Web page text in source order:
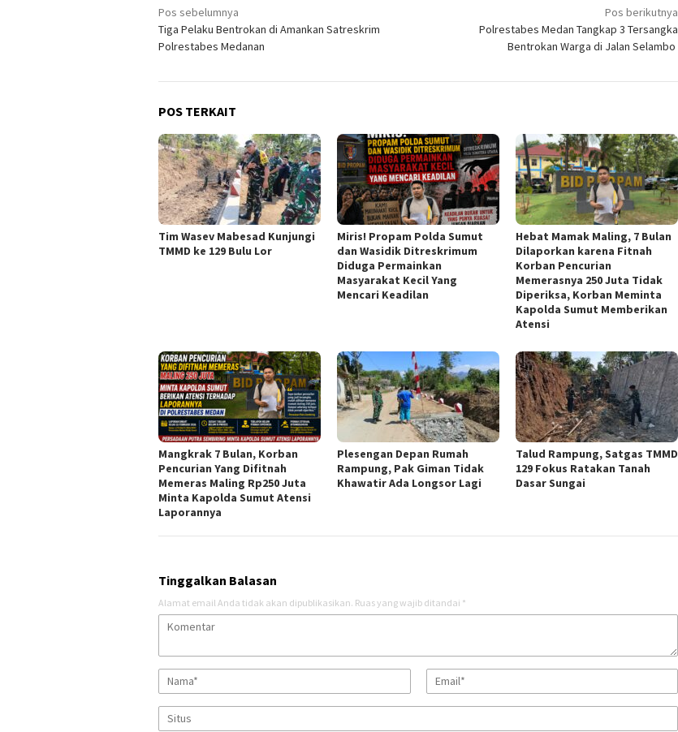
Navigasi
pos
Pos sebelumnya
Tiga Pelaku Bentrokan di Amankan Satreskrim
Polrestabes Medanan
Pos berikutnya
Polrestabes Medan Tangkap 3 Tersangka
Bentrokan Warga di Jalan Selambo
POS TERKAIT
Tim Wasev Mabesad Kunjungi
TMMD ke 129 Bulu Lor
Miris! Propam Polda Sumut
dan Wasidik Ditreskrimum
Diduga Permainkan
Masyarakat Kecil Yang
Mencari Keadilan
Hebat Mamak Maling, 7 Bulan
Dilaporkan karena Fitnah
Korban Pencurian
Memerasnya 250 Juta Tidak
Diperiksa, Korban Meminta
Kapolda Sumut Memberikan
Atensi
Mangkrak 7 Bulan, Korban
Pencurian Yang Difitnah
Memeras Maling Rp250 Juta
Minta Kapolda Sumut Atensi
Laporannya
Plesengan Depan Rumah
Rampung, Pak Giman Tidak
Khawatir Ada Longsor Lagi
Talud Rampung, Satgas TMMD
129 Fokus Ratakan Tanah
Dasar Sungai
Tinggalkan Balasan
Alamat email Anda tidak akan dipublikasikan. Ruas yang wajib ditandai *